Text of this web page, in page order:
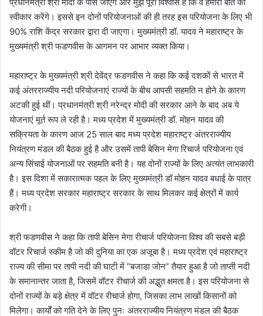
प्रधानमंत्री श्री मोदी के पास जाएंगे और मुझे पूरा विश्वास है कि वे हमारी बात को
स्वीकार करेंगे। इससे इन दोनों परियोजनाओं की ही तरह इस परियोजना के लिए भी
90% राशि केंद्र सरकार द्वारा दी जाएगा। मुख्यमंत्री डॉ. यादव ने महाराष्ट्र के
मुख्यमंत्री श्री फडणवीस के आगमन पर आभार व्यक्त किया।
महाराष्ट्र के मुख्यमंत्री श्री देवेंद्र फडणवीस ने कहा कि कई दशकों से भारत में
कई अंतरराज्यीय नदी परियोजनाएं राज्यों के बीच आपसी सहमति न होने के कारण
अटकी हुई थीं। प्रधानमंत्री श्री नरेन्द्र मोदी की सरकार आने के बाद अब ये
योजनाएं मूर्त रूप ले रही है। मध्य प्रदेश में मुख्यमंत्री डॉ. मोहन यादव की
सक्रियता के कारण आज 25 साल बाद मध्य प्रदेश महाराष्ट्र अंतरराज्यीय
नियंत्रण मंडल की बैठक हुई है और उसमें तापी बेसिन मेगा रिचार्ज परियोजना एवं
अन्य सिंचाई योजनाओं पर सहमति बनी है। यह दोनों राज्यों के लिए अत्यंत लाभकारी
है। इस दिशा में सकारात्मक पहल के लिए मुख्यमंत्री डॉ मोहन यादव बधाई के पात्र
हैं। मध्य प्रदेश सरकार महाराष्ट्र सरकार के साथ मिलकर कई क्षेत्रों में कार्य
करेगी।
श्री फडणवीस ने कहा कि तापी बेसिन मेगा रीचार्ज परियोजना विश्व की सबसे बड़ी
वॉटर रिचार्ज स्कीम है जो की दुनिया का एक अजूबा है। मध्य प्रदेश एवं महाराष्ट्र
राज्य की सीमा पर तापी नदी की घाटी में “बजाडा जोन” तैयार हुआ है जो ताप्ती नदी
के समानान्तर जाता है, जिसमें वॉटर रीचार्ज की अद्भुत क्षमता है। इस परियोजना से
दोनों राज्यों के बड़े क्षेत्र में वॉटर रीचार्ज होगा, जिसका लाभ लाखों किसानों को
मिलेगा। कार्यों को गति देने के लिए पुनः अंतरराज्यीय नियंत्रण मंडल की बैठक